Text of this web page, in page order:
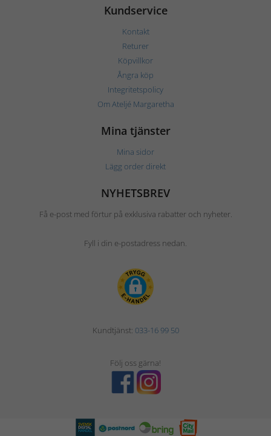
Kundservice
Kontakt
Returer
Köpvillkor
Ångra köp
Integritetspolicy
Om Ateljé Margaretha
Mina tjänster
Mina sidor
Lägg order direkt
NYHETSBREV
Få e-post med förtur på exklusiva rabatter och nyheter.
Fyll i din e-postadress nedan.
Kundtjänst: 033-16 99 50
Följ oss gärna!